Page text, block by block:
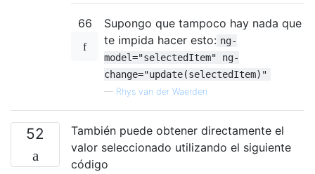
66
Supongo que tampoco hay nada que
te impida hacer esto: ng-
model="selectedItem" ng-
change="update(selectedItem)"
— Rhys van der Waerden
52
También puede obtener directamente el
valor seleccionado utilizando el siguiente
código